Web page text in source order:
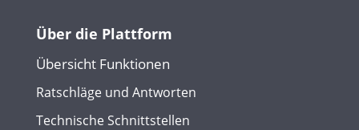
Über die Plattform
Übersicht Funktionen
Ratschläge und Antworten
Technische Schnittstellen